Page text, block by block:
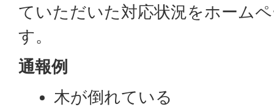
ていただいた対応状況をホーム
す。
通報例
木が倒れている